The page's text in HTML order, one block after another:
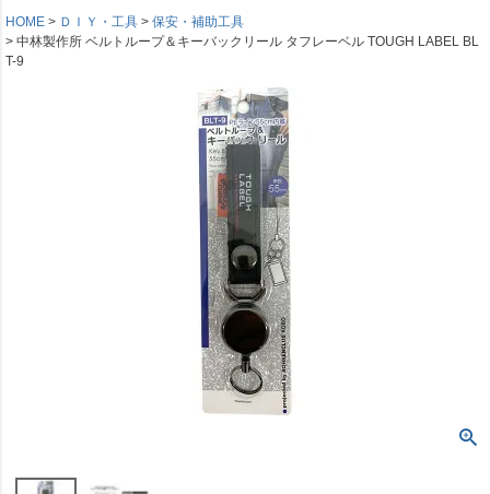
HOME ＤＩＹ・工具
保安・補助工具
中林製作所 ベルトループ＆キーバックリール タフレーベル TOUGH LABEL BL
T-9